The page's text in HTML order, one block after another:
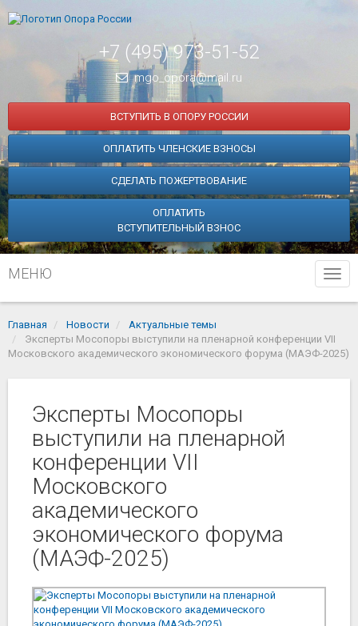
+7 (495) 973-51-52
mgo_opora@mail.ru
ВСТУПИТЬ В ОПОРУ РОССИИ
ОПЛАТИТЬ ЧЛЕНСКИЕ ВЗНОСЫ
СДЕЛАТЬ ПОЖЕРТВОВАНИЕ
ОПЛАТИТЬ
ВСТУПИТЕЛЬНЫЙ ВЗНОС
МЕНЮ
Главная Новости
Актуальные темы
Эксперты Мосопоры выступили на пленарной конференции VII
Московского академического экономического форума (МАЭФ-2025)
Эксперты Мосопоры
выступили на пленарной
конференции VII
Московского
академического
экономического форума
(МАЭФ-2025)